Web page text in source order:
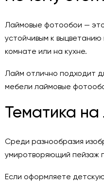
Лаймовые фотообои —
устойчивым к
комнате или на кухне.
Лайм отлично подходит
мебели лаймовые
Тематика
Среди разнообразия
умиротворяющий пейзаж
Если оформляете